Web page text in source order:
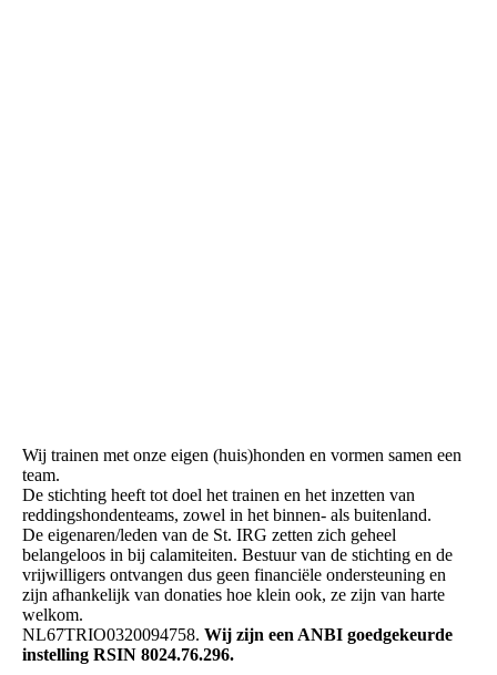
Wij trainen met onze eigen (huis)honden en vormen samen een
team.
De stichting heeft tot doel het trainen en het inzetten van
reddingshondenteams, zowel in het binnen- als buitenland.
De eigenaren/leden van de St. IRG zetten zich geheel
belangeloos in bij calamiteiten. Bestuur van de stichting en de
vrijwilligers ontvangen dus geen financiële ondersteuning en
zijn afhankelijk van donaties hoe klein ook, ze zijn van harte
welkom.
NL67TRIO0320094758. Wij zijn een ANBI goedgekeurde
instelling RSIN 8024.76.296.